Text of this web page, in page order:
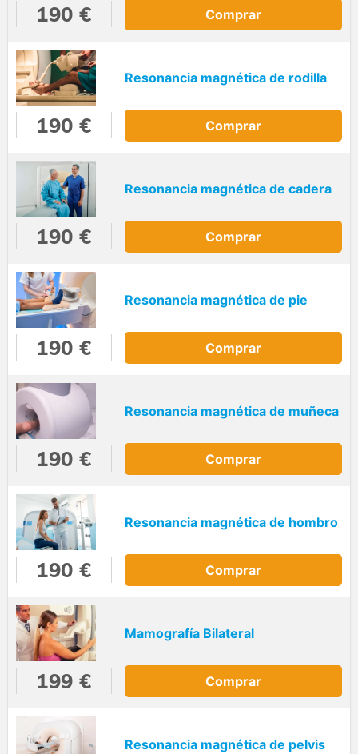
190 € Comprar
Resonancia magnética de rodilla
190 € Comprar
Resonancia magnética de cadera
190 € Comprar
Resonancia magnética de pie
190 € Comprar
Resonancia magnética de muñeca
190 € Comprar
Resonancia magnética de hombro
190 € Comprar
Mamografía Bilateral
199 € Comprar
Resonancia magnética de pelvis